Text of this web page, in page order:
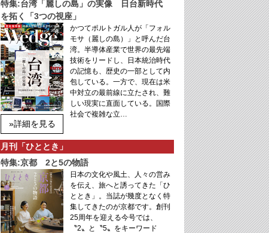
特集:台湾「麗しの島」の実像 日台新時代
を拓く「3つの視座」
»詳細を見る
かつてポルトガル人が「フォル
モサ（麗しの島）」と呼んだ台
湾。半導体産業で世界の最先端
技術をリードし、日本統治時代
の記憶も、歴史の一部として内
包している。一方で、現在は米
中対立の最前線に立たされ、難
しい現実に直面している。国際
社会で複雑な立…
月刊「ひととき」
特集:京都 2と5の物語
日本の文化や風土、人々の営み
を伝え、旅へと誘ってきた「ひ
ととき」。当誌が幾度となく特
集してきたのが京都です。創刊
25周年を迎える今号では、
〝2〟と〝5〟をキーワード